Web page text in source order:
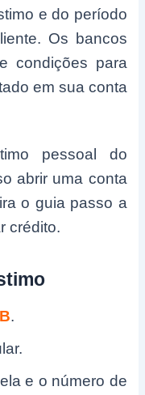
e do período
Os bancos
condições para
em sua conta
pessoal do
abrir uma conta
o guia passo a
crédito.
.
e o número de